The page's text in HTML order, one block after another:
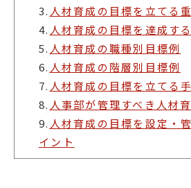
3. 人材育成の目標を立てる
4. 人材育成の目標を達成す
5. 人材育成の職種別目標例
6. 人材育成の階層別目標例
7. 人材育成の目標を立てる
8. 人事部が管理すべき人材
9. 人材育成の目標を設定・
イント